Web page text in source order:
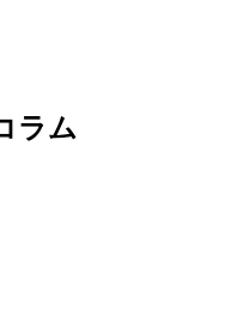
ラム